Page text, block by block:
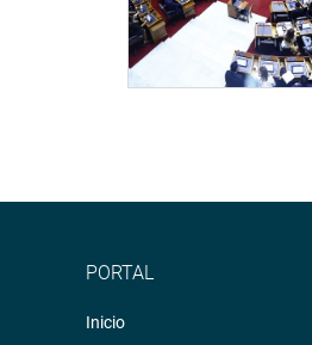
PORTAL
Inicio